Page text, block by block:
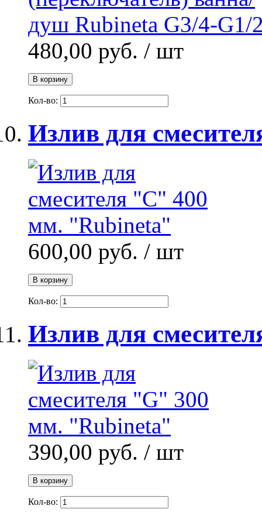
480,00 руб. / шт
В корзину
Кол-во:
Излив для
600,00 руб. / шт
В корзину
Кол-во:
Излив для
390,00 руб. / шт
В корзину
Кол-во: